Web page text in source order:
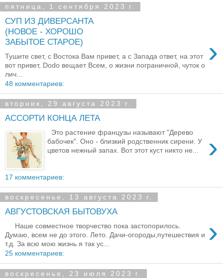
пятница, 1 сентября 2023 г.
СУП ИЗ ДИВЕРСАНТА
(НОВОЕ - ХОРОШО
ЗАБЫТОЕ СТАРОЕ)
›
Тушите свет, с Востока Вам привет, а с Запада ответ, на этот
вот привет, Dodo вещает Всем, о жизни пограничной, чуток о
лич...
48 комментариев:
вторник, 29 августа 2023 г.
АССОРТИ КОНЦА ЛЕТА
›
Это растение французы называют "Дерево
бабочек". Оно - близкий родственник сирени. У
цветов нежный запах. Вот этот куст никто не...
17 комментариев:
воскресенье, 13 августа 2023 г.
АВГУСТОВСКАЯ БЫТОВУХА
›
Наше совместное творчество пока застопорилось.
Думаю, всем не до этого. Лето. Дачи-огороды,путешествия и
т.д. За всю мою жизнь я так ус...
25 комментариев:
воскресенье, 23 июля 2023 г.